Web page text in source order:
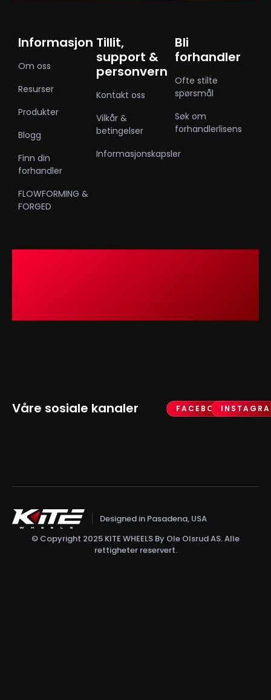
Informasjon
Om oss
Resurser
Produkter
Blogg
Finn din
forhandler
FLOWFORMING &
FORGED
Tillit,
support &
personvern
Kontakt oss
Vilkår &
betingelser
Informasjonskapsler
Bli
forhandler
Ofte stilte
spørsmål
Søk om
forhandlerlisens
Våre sosiale kanaler FACEBOOK
Designed in Pasadena, USA
© Copyright 2025 KITE WHEELS By Ole Olsrud AS. Alle
rettigheter reservert.